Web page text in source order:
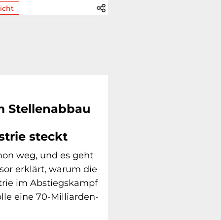
Stellenabbau
steckt
weg, und es geht
erklärt, warum die
im Abstiegskampf
eine 70-Milliarden-